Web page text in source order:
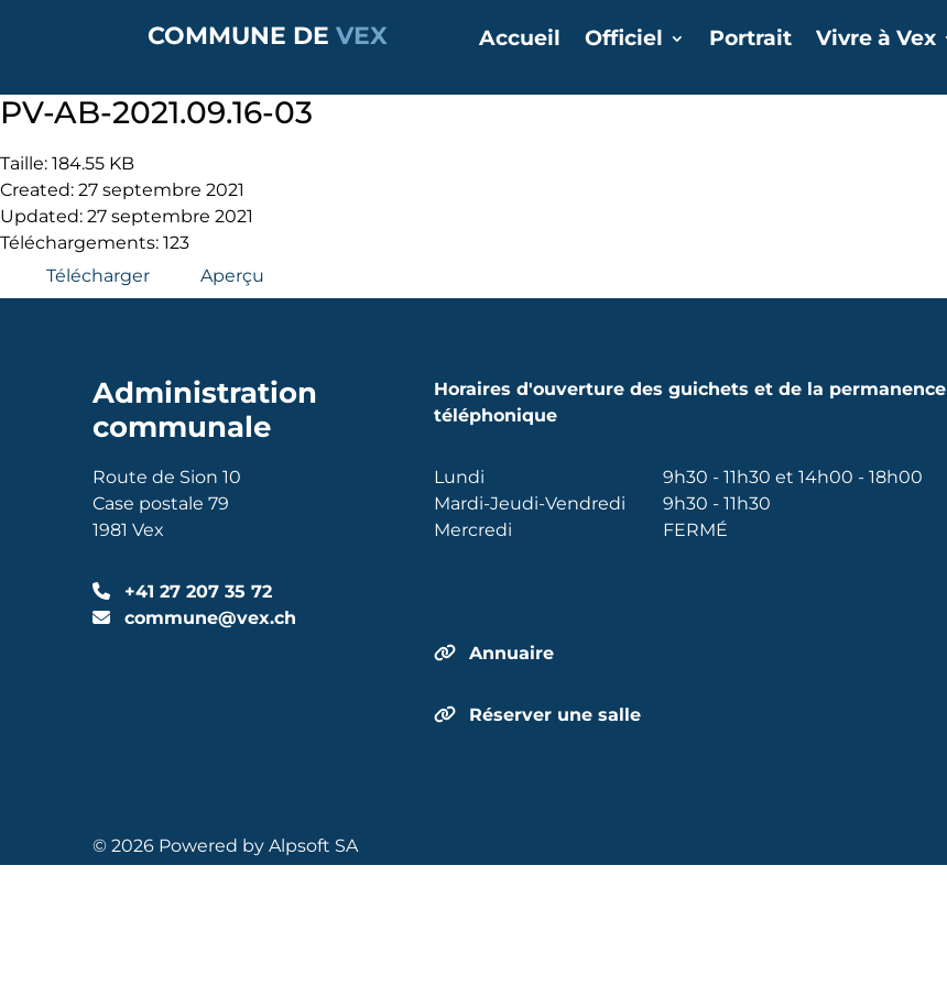
COMMUNE DEVEX Accueil Officiel Portrait Vivre à Vex
PV-AB-2021.09.16-03
Taille: 184.55 KB
Created: 27 septembre 2021
Updated: 27 septembre 2021
Téléchargements: 123
Télécharger
Aperçu
Administration
communale
Route de Sion 10
Case postale 79
1981 Vex
+41 27 207 35 72
commune@vex.ch
Horaires d'ouverture des guichets et de la permanence
téléphonique
Lundi
9h30 - 11h30 et 14h00 - 18h00
Mardi-Jeudi-Vendredi
9h30 - 11h30
Mercredi
FERMÉ
Annuaire
Réserver une salle
© 2026 Powered by Alpsoft SA